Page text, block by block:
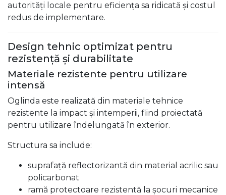
autorități locale pentru eficiența sa ridicată și costul
redus de implementare.
Design tehnic optimizat pentru
rezistență și durabilitate
Materiale rezistente pentru utilizare
intensă
Oglinda este realizată din materiale tehnice
rezistente la impact și intemperii, fiind proiectată
pentru utilizare îndelungată în exterior.
Structura sa include:
suprafață reflectorizantă din material acrilic sau
policarbonat
ramă protectoare rezistentă la șocuri mecanice